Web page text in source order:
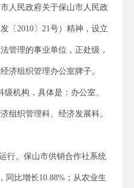
人民政府关于保山市人民政
〔2010〕21号）精神，设立
管理的事业单位，正处级，
济组织管理办公室牌子。
机构，具体是：办公室、
组织管理科、经济发展科。
行。保山市供销合作社系统
同比增长10.88%；从农业生